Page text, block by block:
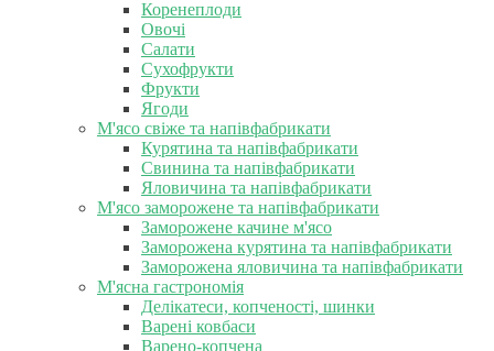
Коренеплоди
Овочі
Салати
Сухофрукти
Фрукти
Ягоди
М'ясо свіже та напівфабрикати
Курятина та напівфабрикати
Свинина та напівфабрикати
Яловичина та напівфабрикати
М'ясо заморожене та напівфабрикати
Заморожене качине м'ясо
Заморожена курятина та напівфабрикати
Заморожена яловичина та напівфабрикати
М'ясна гастрономія
Делікатеси, копченості, шинки
Варені ковбаси
Варено-копчена